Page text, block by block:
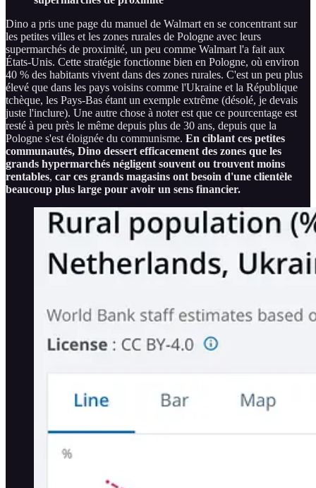
Dino a pris une page du manuel de Walmart en se concentrant sur
les petites villes et les zones rurales de Pologne avec leurs
supermarchés de proximité, un peu comme Walmart l'a fait aux
États-Unis. Cette stratégie fonctionne bien en Pologne, où environ
40 % des habitants vivent dans des zones rurales. C'est un peu plus
élevé que dans les pays voisins comme l'Ukraine et la République
tchèque, les Pays-Bas étant un exemple extrême (désolé, je devais
juste l'inclure). Une autre chose à noter est que ce pourcentage est
resté à peu près le même depuis plus de 30 ans, depuis que la
Pologne s'est éloignée du communisme. En ciblant ces petites
communautés, Dino dessert efficacement des zones que les
grands hypermarchés négligent souvent ou trouvent moins
rentables, car ces grands magasins ont besoin d'une clientèle
beaucoup plus large pour avoir un sens financier.